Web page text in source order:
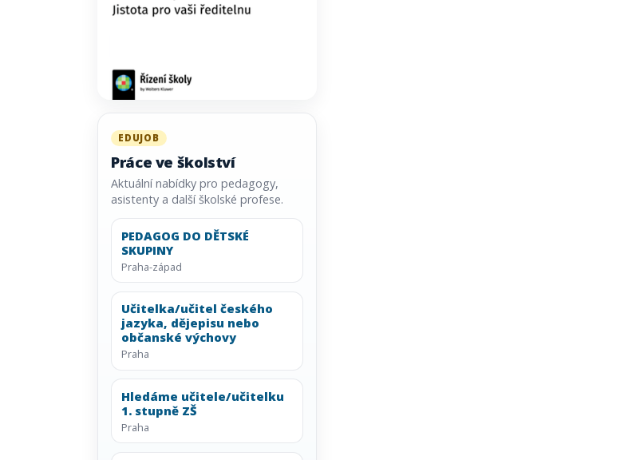
EDUJOB
Práce ve školství
Aktuální nabídky pro pedagogy,
asistenty a další školské profese.
PEDAGOG DO DĚTSKÉ
SKUPINY
Praha-západ
Učitelka/učitel českého
jazyka, dějepisu nebo
občanské výchovy
Praha
Hledáme učitele/učitelku
1. stupně ZŠ
Praha